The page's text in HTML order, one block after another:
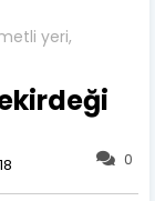
yeri,
0